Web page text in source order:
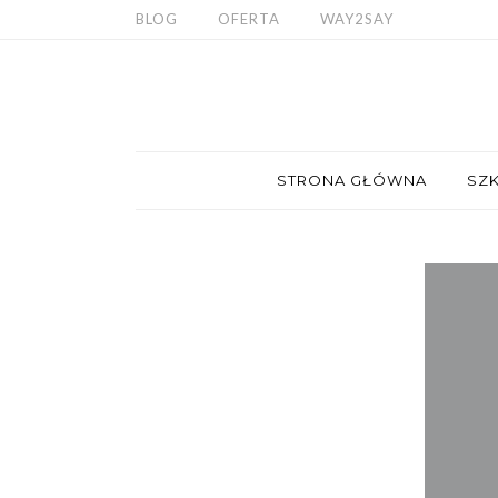
BLOG OFERTA WAY2SAY
STRONA GŁÓWNA